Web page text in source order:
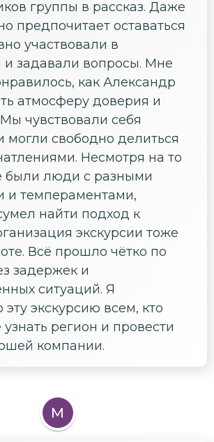
группы в рассказ. Даже
предпочитает оставаться
участвовали в
задавали вопросы. Мне
как Александр
атмосферу доверия и
чувствовали себя
могли свободно делиться
Несмотря на то
были люди с разными
и темпераментами,
найти подход к
экскурсии тоже
Всё прошло чётко по
задержек и
ситуаций. Я
экскурсию всем, кто
регион и провести
компании.
М